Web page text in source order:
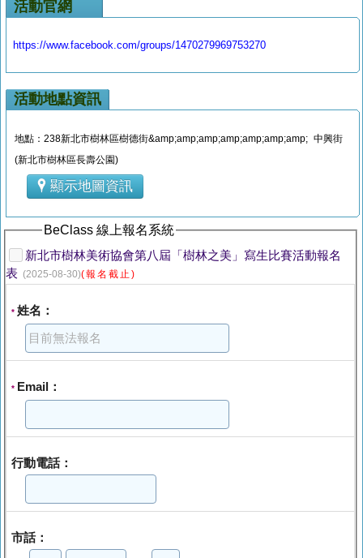
活動官網
https://www.facebook.com/groups/1470279969753270
活動地點資訊
地點：238新北市樹林區樹德街&amp;amp;amp;amp;amp;amp;amp; 中興街
(新北市樹林區長壽公園)
顯示地圖資訊
BeClass 線上報名系統
新北市樹林美術協會第八屆「樹林之美」寫生比賽活動報名
表 (2025-08-30)(報名截止)
* 姓名：
* Email：
行動電話：
市話：